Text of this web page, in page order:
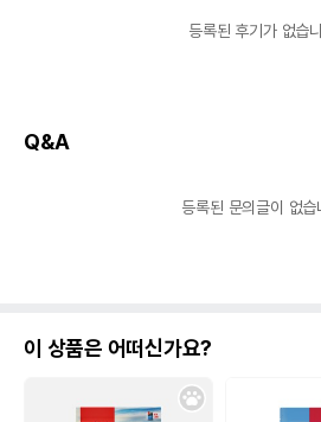
등록된 후기가 없습
Q&A
등록된 문의글이 없습
이 상품은 어떠신가요?